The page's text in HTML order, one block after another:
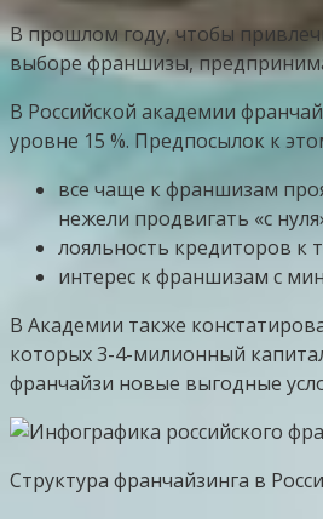
В прошлом году, чтобы
выборе франшизы,
В Российской академии
уровне 15 %. Предпосылок к
все чаще к франшизам
нежели продвигать «с
лояльность кредиторов к
интерес к франшизам с
В Академии также
которых 3-4-милионный
франчайзи новые выгодные
Структура франчайзинга в